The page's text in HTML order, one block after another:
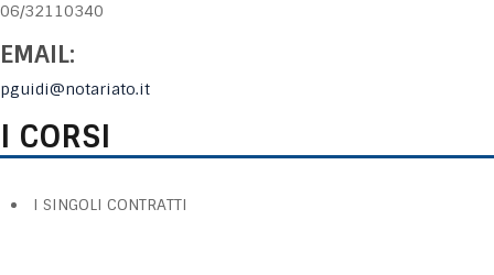
06/32110340
EMAIL:
pguidi@notariato.it
I CORSI
I SINGOLI CONTRATTI